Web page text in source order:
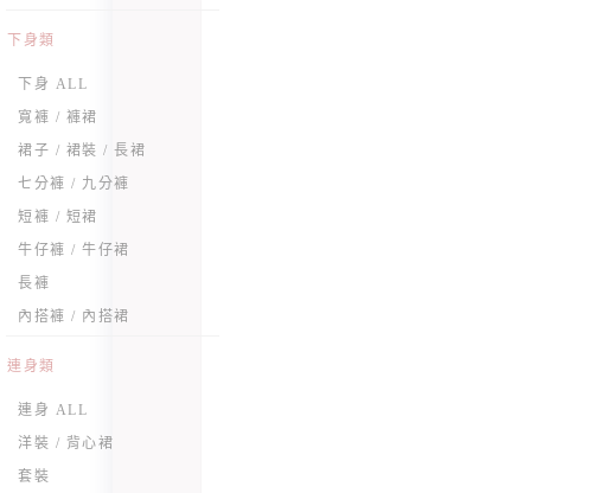
下身類
下身 ALL
寬褲 / 褲裙
裙子 / 裙裝 / 長裙
七分褲 / 九分褲
短褲 / 短裙
牛仔褲 / 牛仔裙
長褲
內搭褲 / 內搭裙
連身類
連身 ALL
洋裝 / 背心裙
套裝